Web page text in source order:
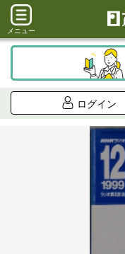
メニュー
ログイン